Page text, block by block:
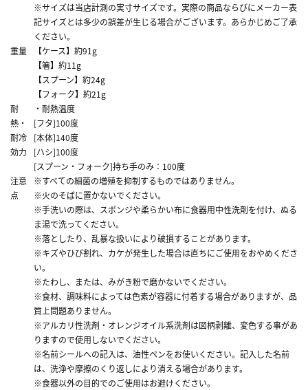
※サイズは当店計測の実寸サイズです。実際の商品ならびにメーカー表
記サイズとは多少の誤差が生じる場合がございます。あらかじめご了承
ください。
重量
【ケース】約91g
【箸】約11g
【スプーン】約24g
【フォーク】約21g
耐
熱・
耐冷
効力
・耐熱温度
[フタ]100度
[本体]140度
[ハシ]100度
[スプーン・フォーク]持ち手のみ：100度
注意
点
※すべての細菌の増殖を抑制するものではありません。
※火のそばに置かないでください。
※手洗いの際は、スポンジや柔らかい布に食器用中性洗剤を付け、ぬる
ま湯で洗ってください。
※落としたり、乱暴な扱いにより破損することがあります。
※キズやひび割れ、カケが発生した場合は直ちにご使用をおやめくださ
い。
※たわし、または、みがき粉で磨かないでください。
※食材、調味料によっては色素が容器に付着する場合がありますが、品
質上問題ありません。
※アルカリ性洗剤・オレンジオイル系洗剤は図柄剥離、変色する事があ
りますので使用しないでください。
※名前シールへの記入は、油性ペンをお使いください。記入した名前
は、洗浄や摩擦のくり返しにより消える場合があります。
※食器以外の目的でのご使用はお避けください。